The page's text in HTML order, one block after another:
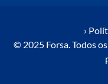
›
© 2025 Forsa. Todos